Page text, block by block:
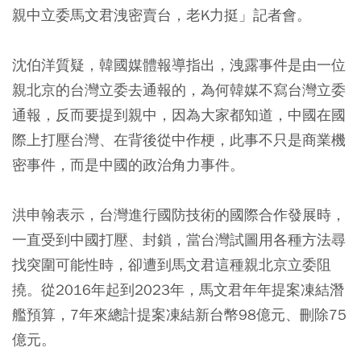
親中立委馬文君洩密賣台，老K力挺」記者會。
沈伯洋質疑，韓國媒體報導指出，洩露事件是由一位
親北京的台灣立委去通報的，為何韓媒不寫台灣立委
通報，反而要提到親中，因為大家都知道，中國在國
際上打壓台灣、在背後從中作梗，此事不只是商業機
密事件，而是中國的政治角力事件。
洪申翰表示，台灣進行國防技術的國際合作發展時，
一直受到中國打壓、封鎖，當台灣試圖用各種方法尋
找突圍可能性時，卻遭到馬文君這種親北京立委阻
撓。從2016年起到2023年，馬文君年年提案凍結潛
艦預算，7年來總計提案凍結新台幣98億元、刪除75
億元。